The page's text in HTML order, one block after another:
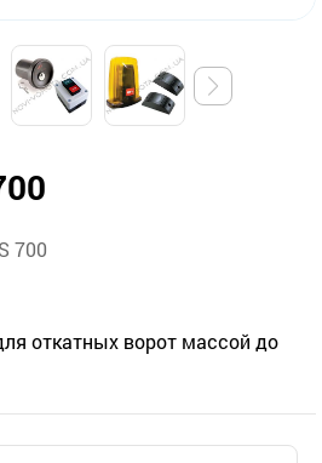
700
откатных ворот массой до